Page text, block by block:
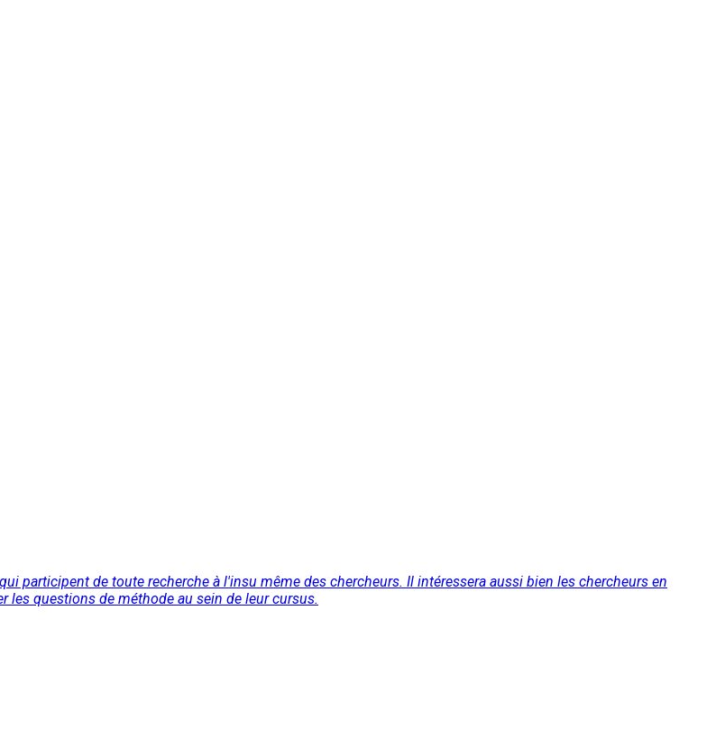
participent de toute recherche à l'insu même des chercheurs. Il intéressera aussi bien les chercheurs en
questions de méthode au sein de leur cursus.